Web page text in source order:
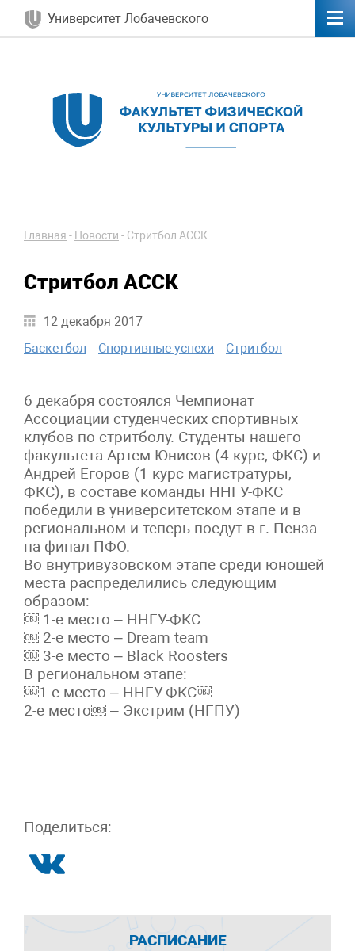
Университет Лобачевского
Главная - Новости - Стритбол АССК
Стритбол АССК
12 декабря 2017
Баскетбол
Спортивные успехи Стритбол
6 декабря состоялся Чемпионат
Ассоциации студенческих спортивных
клубов по стритболу. Студенты нашего
факультета Артем Юнисов (4 курс, ФКС) и
Андрей Егоров (1 курс магистратуры,
ФКС), в составе команды ННГУ-ФКС
победили в университетском этапе и в
региональном и теперь поедут в г. Пенза
на финал ПФО.
Во внутривузовском этапе среди юношей
места распределились следующим
образом:
￼ 1-е место – ННГУ-ФКС
￼ 2-е место – Dream team
￼ 3-е место – Black Roosters
В региональном этапе:
￼1-е место – ННГУ-ФКС￼
2-е место￼ – Экстрим (НГПУ)
Поделиться:
РАСПИСАНИЕ